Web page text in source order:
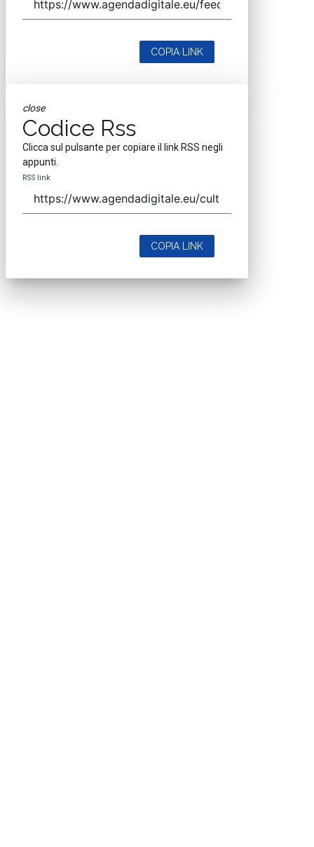
COPIA LINK
close
Codice Rss
Clicca sul pulsante per copiare il link RSS negli
appunti.
RSS link
COPIA LINK